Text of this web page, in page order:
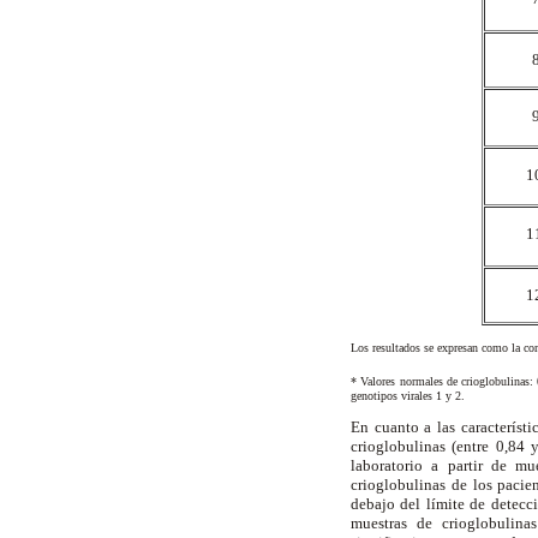
8
9
Los resultados se expresan como la
* Valores normales de
genotipos virales 1 y 2.
En cuanto a las
crioglobulinas (entre 0,84
laboratorio a partir de
crioglobulinas de los
debajo del límite de
muestras de